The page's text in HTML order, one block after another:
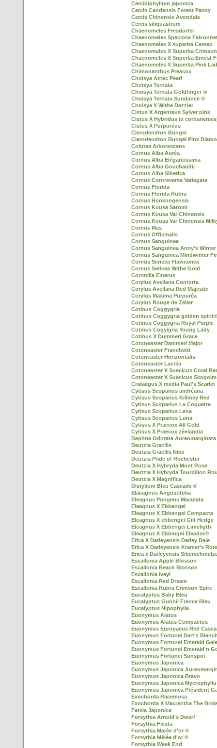
Cercidiphyllum japonica
Cercis Candensis Forest Pansy
Cercis Chinensis Avondale
Cercis siliquastrum
Chaenomeles Fresdorfer
Chaenomeles Speciosa
Chaenomeles X superba Cameo
Chaenomeles X Superba
Chaenomeles X Superba Ernest
Chaenomeles X Superba Pink
Chimonanthus Preacox
Choisya Aztec Pearl
Choisya Ternata
Choisya Ternata Goldfinger ®
Choisya Ternata Sundance ®
Choisya X Withe Dazzler
Cistus X Argenteus Sylver pink
Cistus X Hybridus (x
Cistus X Purpuréus
Clerodendron Bungeï
Clerodendron Bungeï Pink
Colutea Arborescens
Cornus Alba Auréa
Cornus Alba Elégantissima
Cornus Alba Gouchaultii
Cornus Alba Siberica
Cornus Contreversa Variegata
Cornus Florida
Cornus Florida Rubra
Cornus Honkongensis
Cornus Kousa Satomi
Cornus Kousa Var Chinensis
Cornus Kousa Var Chinensis
Cornus Mas
Cornus Officinalis
Cornus Sanguinea
Cornus Sanguinea Anny's Winter
Cornus Sanguinea Mindwinter
Cornus Sericea Flaviramea
Cornus Sericea Withe Gold
Coronilla Emerus
Corylus Avellana Contorta
Corylus Avellana Red Majestic
Corylus Maxima Purpuréa
Corylus Rouge de Zeller
Cotinus Coggygria
Cotinus Coggygria golden spirit®
Cotinus Coggygria Royal Purple
Cotinus Cogyigria Young Lady
Cotinus X Dummeri Grace
Cotoneaster Dammeri Major
Cotoneaster Franchetti
Cotoneaster Horizontalis
Cotoneaster Lactéa
Cotoneaster X Suecicus Coral
Cotoneaster X Suecicus
Crataegus X media Paul's Scarlet
Cytisus Scoparius andréana
Cytisus Scoparius Killiney Red
Cytisus Scoparius La Coquette
Cytisus Scoparius Lena
Cytisus Scoparius Luna
Cytisus X Praecox All Gold
Cytisus X Praecox zéelandia
Daphne Odorata Aureomarginata
Deutzia Gracilis
Deutzia Gracilis Niko
Deutzia Pride of Rochester
Deutzia X Hybryda Mont Rose
Deutzia X Hybryda Tourbillon
Deutzia X Magnifica
Distylium Bleu Cascade ®
Elaeagnus Angustifolia
Eleagnus Pungens Maculata
Eleagnus X Ebbengei
Eleagnus X Ebbengei Compacta
Eleagnus X ebbengei Gilt Hedge
Eleagnus X Ebbengei Limeligth
Eleagnus X Ebbingei Eleador®
Erica X Darleyensis Darley Dale
Erica X Darleyensis Kramer's Rote
Erica x Darleyensis
Escallonia Apple Blosson
Escallonia Beach Blosson
Escallonia Iveyi
Escallonia Red Dream
Escallonia Rubra Crimson Spire
Eucalyptus Baby Bleu
Eucalyptus Gunnii France Bleu
Eucalyptus Nipophylla
Euonymus Alatus
Euonymus Alatus Compactus
Euonymus Europaeus Red
Euonymus Fortunei Dart's
Euonymus Fortunei Emerald
Euonymus Fortunei Emerald'n
Euonymus Fortuneï Sunspot
Euonymus Japonica
Euonymus Japonica
Euonymus Japonica Bravo
Euonymus Japonica
Euonymus Japonica Président
Exochorda Racemosa
Exochorda X Macrantha The
Fatsia Japonica
Forsythia Arnold's Dwarf
Forsythia Fiesta
Forsythia Marée d'or ®
Forsythia Mélée d'or ®
Forsythia Week End